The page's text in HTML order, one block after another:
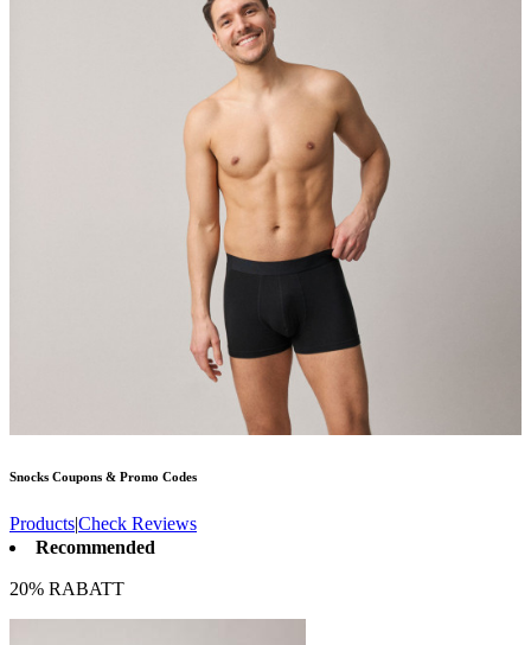
Snocks Coupons & Promo Codes
Products|Check Reviews
Recommended
20% RABATT